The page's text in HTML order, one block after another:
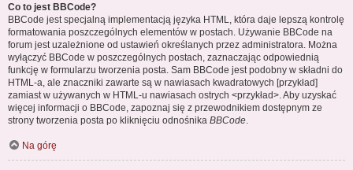
Co to jest BBCode?
BBCode jest specjalną implementacją języka HTML, która daje lepszą kontrolę
formatowania poszczególnych elementów w postach. Używanie BBCode na
forum jest uzależnione od ustawień określanych przez administratora. Można
wyłączyć BBCode w poszczególnych postach, zaznaczając odpowiednią
funkcję w formularzu tworzenia posta. Sam BBCode jest podobny w składni do
HTML-a, ale znaczniki zawarte są w nawiasach kwadratowych [przykład]
zamiast w używanych w HTML-u nawiasach ostrych <przykład>. Aby uzyskać
więcej informacji o BBCode, zapoznaj się z przewodnikiem dostępnym ze
strony tworzenia posta po kliknięciu odnośnika BBCode
Na górę